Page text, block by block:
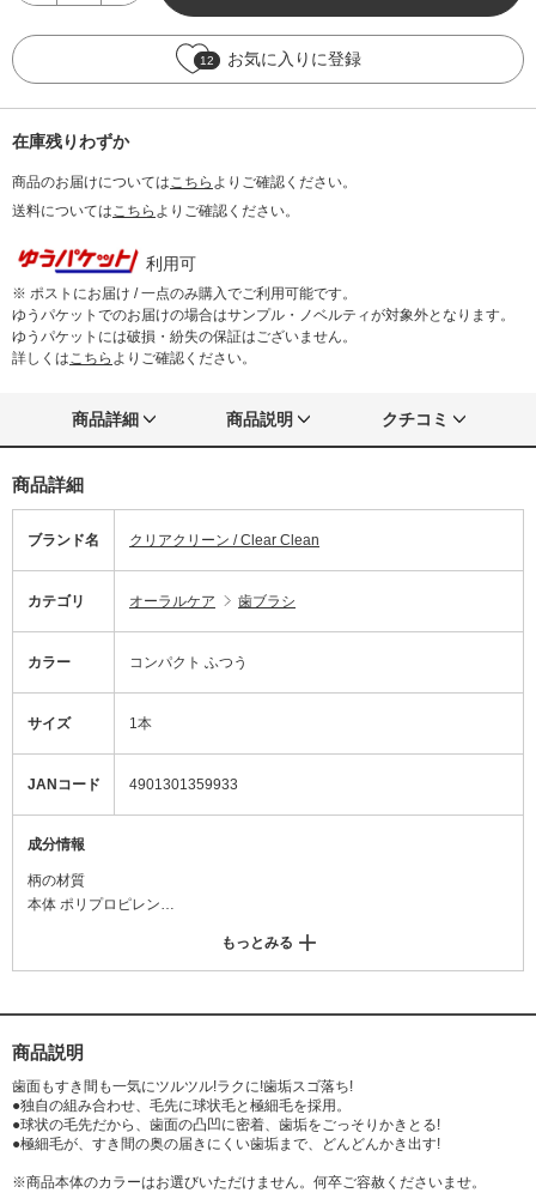
12 お気に入りに登録
在庫残りわずか
商品のお届けについてはこちら よりご確認ください。
送料についてはこちら よりご確認ください。
利用可
※ ポストにお届け / 一点のみ購入でご利用可能です。
ゆうパケットでのお届けの場合はサンプル・ノベルティが対象外となります。
ゆうパケットには破損・紛失の保証はございません。
詳しくはこちら よりご確認ください。
商品詳細 商品説明 クチコミ
商品詳細
ブランド名 クリアクリーン / Clear Clean
カテゴリ オーラルケア 歯ブラシ
カラー コンパクト ふつう
サイズ 1本
JANコード 4901301359933
成分情報
柄の材質
本体 ポリプロピレン
毛の材質
もっとみる
商品説明
歯面もすき間も一気にツルツル!ラクに!歯垢スゴ落ち!
●独自の組み合わせ、毛先に球状毛と極細毛を採用。
●球状の毛先だから、歯面の凸凹に密着、歯垢をごっそりかきとる!
●極細毛が、すき間の奥の届きにくい歯垢まで、どんどんかき出す!
※商品本体のカラーはお選びいただけません。何卒ご容赦くださいませ。